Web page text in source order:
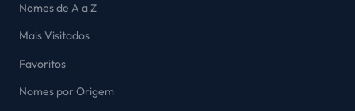
Nomes de A a Z
Mais Visitados
Favoritos
Nomes por Origem